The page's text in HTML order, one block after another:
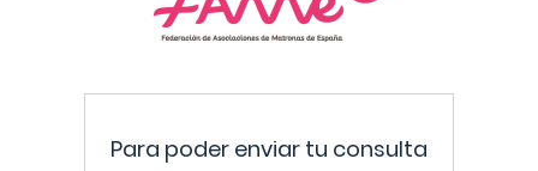
Para poder enviar tu consulta